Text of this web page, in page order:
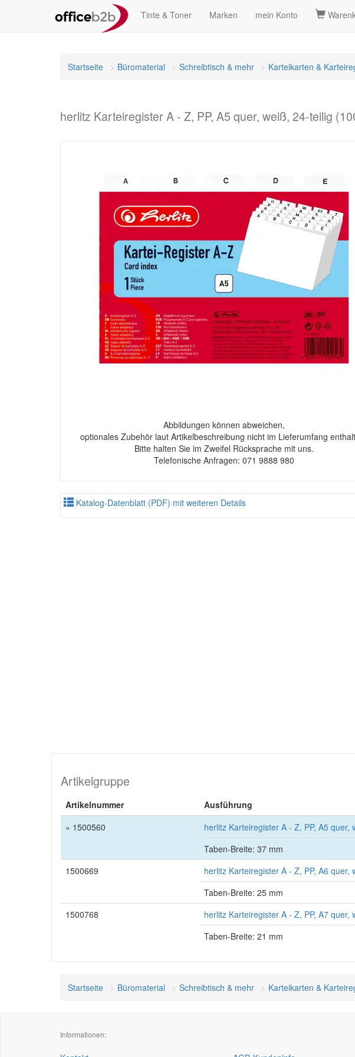
Tinte & Toner Marken mein Konto
Startseite Büromaterial Schreibtisch & mehr Karteikarten &
herlitz Karteiregister A - Z, PP, A5 quer, weiß, 24-teilig
Abbildungen können abweichen,
optionales Zubehör laut Artikelbeschreibung nicht im Lieferumfang
Bitte halten Sie im Zweifel Rücksprache mit uns.
Telefonische Anfragen: 071 9888 980
Katalog-Datenblatt (PDF) mit weiteren Details
Artikelgruppe
Artikelnummer Ausführung
» 1500560
herlitz Karteiregister A - Z, PP, A5
Taben-Breite: 37 mm
1500669
herlitz Karteiregister A - Z, PP, A6
Taben-Breite: 25 mm
1500768
herlitz Karteiregister A - Z, PP, A7
Taben-Breite: 21 mm
Startseite Büromaterial Schreibtisch & mehr Karteikarten &
Informationen: